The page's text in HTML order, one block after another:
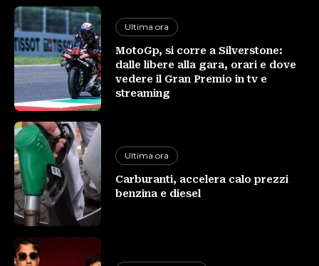
Ultima ora
MotoGp, si corre a Silverstone:
dalle libere alla gara, orari e dove
vedere il Gran Premio in tv e
streaming
Ultima ora
Carburanti, accelera calo prezzi
benzina e diesel